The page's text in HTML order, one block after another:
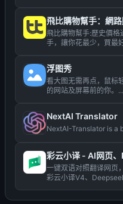
飛比購物幫手：網
飛比購物幫手:歷史價
手，讓你花最少，買最
浮图秀
看大图无需再点，鼠
的网站及屏幕前的你。...
NextAI Translator
NextAI-Translator is a
彩云小译 - AI网页
一键双语对照翻译网页
彩云小译V4、